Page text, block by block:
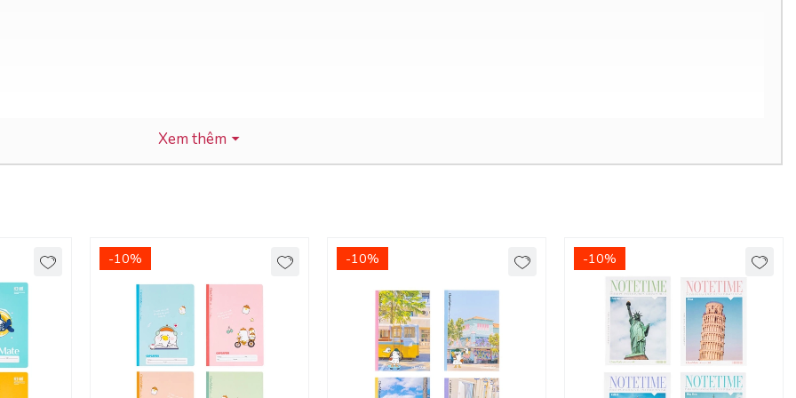
nghệ tiên tiến nhất trong việc in ấn giúp cho bìa vở rõ nét, hình in tràn viền. Đặc biệt là công nghệ in thúc nổi
Xem thêm
-10% -10% -10%